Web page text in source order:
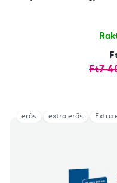
Ft7
erős extra erős Extra